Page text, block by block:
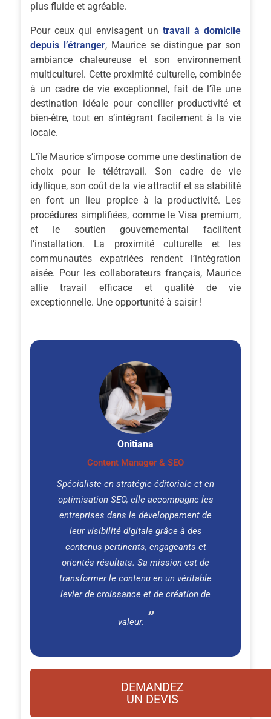
plus fluide et agréable.
Pour ceux qui envisagent un travail à domicile
depuis l’étranger, Maurice se distingue par son
ambiance chaleureuse et son environnement
multiculturel. Cette proximité culturelle, combinée
à un cadre de vie exceptionnel, fait de l’île une
destination idéale pour concilier productivité et
bien-être, tout en s’intégrant facilement à la vie
locale.
L’île Maurice s’impose comme une destination de
choix pour le télétravail. Son cadre de vie
idyllique, son coût de la vie attractif et sa stabilité
en font un lieu propice à la productivité. Les
procédures simplifiées, comme le Visa premium,
et le soutien gouvernemental facilitent
l’installation. La proximité culturelle et les
communautés expatriées rendent l’intégration
aisée. Pour les collaborateurs français, Maurice
allie travail efficace et qualité de vie
exceptionnelle. Une opportunité à saisir !
Onitiana
Content Manager & SEO
Spécialiste en stratégie éditoriale et en
optimisation SEO, elle accompagne les
entreprises dans le développement de
leur visibilité digitale grâce à des
contenus pertinents, engageants et
orientés résultats. Sa mission est de
transformer le contenu en un véritable
levier de croissance et de création de
valeur.
DEMANDEZ
UN DEVIS